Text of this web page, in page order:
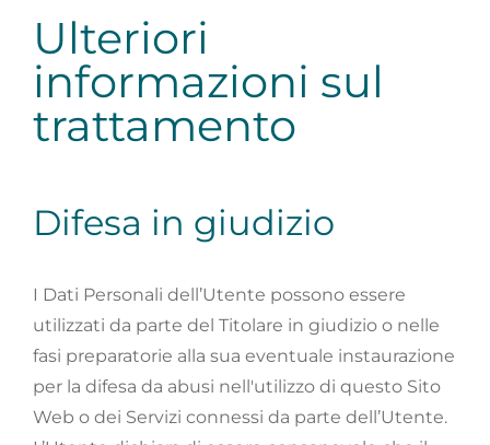
Ulteriori
informazioni sul
trattamento
Difesa in giudizio
I Dati Personali dell’Utente possono essere
utilizzati da parte del Titolare in giudizio o nelle
fasi preparatorie alla sua eventuale instaurazione
per la difesa da abusi nell'utilizzo di questo Sito
Web o dei Servizi connessi da parte dell’Utente.